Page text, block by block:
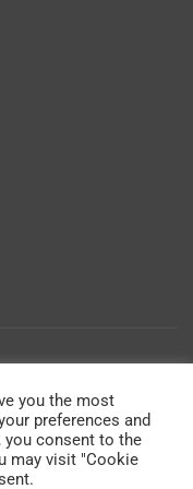
you the most
preferences and
you consent to the
may visit "Cookie
dass Sie auf
machen. Wenn
wir davon aus, dass